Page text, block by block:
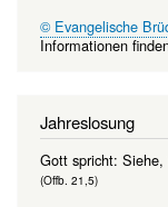
© Evangelische
Informationen
Jahreslosung
Gott spricht:
(Offb. 21,5)